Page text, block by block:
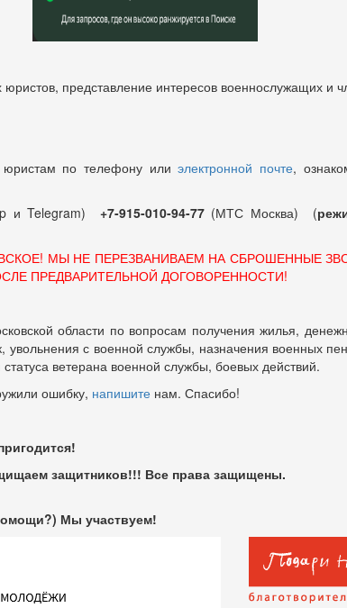
представление интересов военнослужащих и
юристам по телефону илиэлектронной почте,
и Telegram) +7-915-010-94-77 (МТС Москва) (
МЫ НЕ ПЕРЕЗВАНИВАЕМ НА СБРОШЕННЫЕ
ПРЕДВАРИТЕЛЬНОЙ ДОГОВОРЕННОСТИ!
области по вопросам получения жилья,
с военной службы, назначения военных
ветерана военной службы, боевых действий.
ошибку, напишите нам. Спасибо!
защитников!!! Все права защищены.
Мы участвуем!